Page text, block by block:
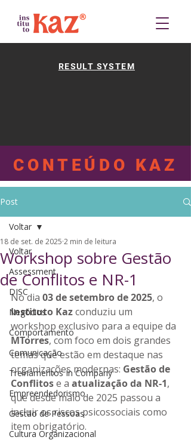
RESULT SYSTEM
CONTEÚDO KAZ
Post
Voltar
Assessment
DISC
Negócios
Comportamento
Comunicação
Treinamentos In Company
Empreendedorismo
Gestão de Pessoas
Cultura Organizacional
Voltar
Workshop sobre Gestão
de Conflitos e NR-1
18 de set. de 2025 2 min de leitura
No dia 03 de setembro de 2025, o
Instituto Kaz conduziu um
workshop exclusivo para a equipe da
MTorres, com foco em dois grandes
temas que estão em destaque nas
organizações modernas: Gestão de
Conflitos e a atualização da NR-1,
que desde maio de 2025 passou a
incluir os riscos psicossociais como
item obrigatório.